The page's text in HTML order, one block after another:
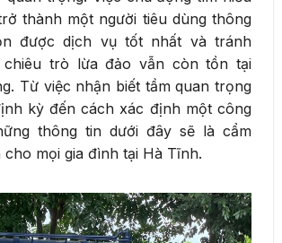
thành một người tiêu dùng thông
được dịch vụ tốt nhất và tránh
chiêu trò lừa đảo vẫn còn tồn tại
Từ việc nhận biết tầm quan trọng
kỳ đến cách xác định một công
thông tin dưới đây sẽ là cẩm
mọi gia đình tại Hà Tĩnh.